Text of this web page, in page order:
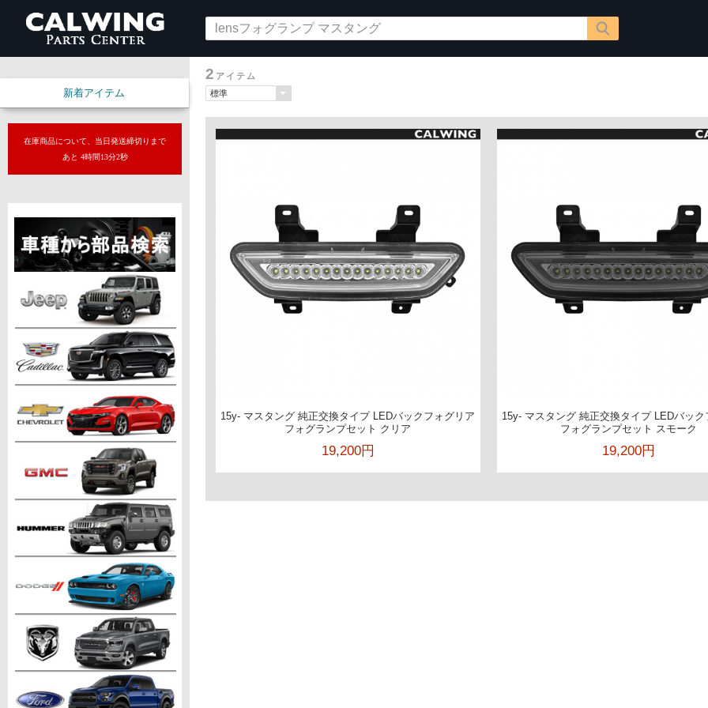
新着アイテム
在庫商品について、当日発送締切りまで
あと 4時間13分1秒
2 アイテム
15y- マスタング 純正交換タイプ LEDバックフォグリア
フォグランプセット クリア
19,200円
15y- マスタング 純正交換タイプ LEDバック
フォグランプセット スモーク
19,200円